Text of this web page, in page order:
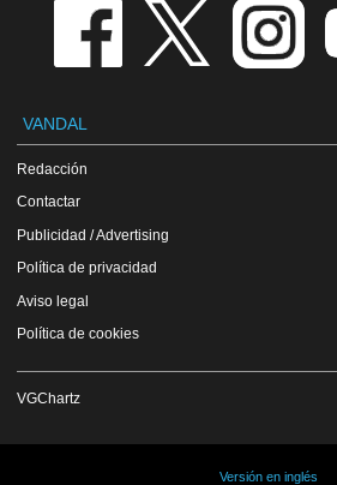
VANDAL
Redacción
Contactar
Publicidad / Advertising
Política de privacidad
Aviso legal
Política de cookies
VGChartz
Versión en inglés